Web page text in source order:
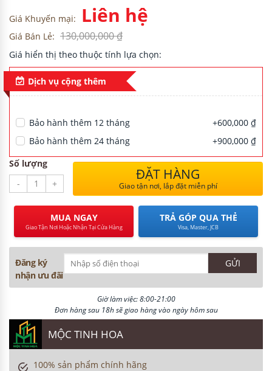
CƯ
Giá Khuyến mại: Liên hệ
Giá Bán Lẻ: 130,000,000 ₫
Giá hiển thị theo thuộc tính lựa chọn:
Dịch vụ cộng thêm
Bảo hành thêm 12 tháng
+600,000 ₫
Bảo hành thêm 24 tháng
+900,000 ₫
Số lượng
-
+
ĐẶT HÀNG
Giao tận nơi, lắp đặt miễn phí
MUA NGAY
Giao Tận Nơi Hoặc Nhận Tại Cửa Hàng
TRẢ GÓP QUA THẺ
Visa, Master, JCB
Đăng ký
nhận ưu đãi
Giờ làm việc: 8:00-21:00
Đơn hàng sau 18h sẽ giao hàng vào ngày hôm sau
MỘC TINH HOA
100% sản phẩm chính hãng